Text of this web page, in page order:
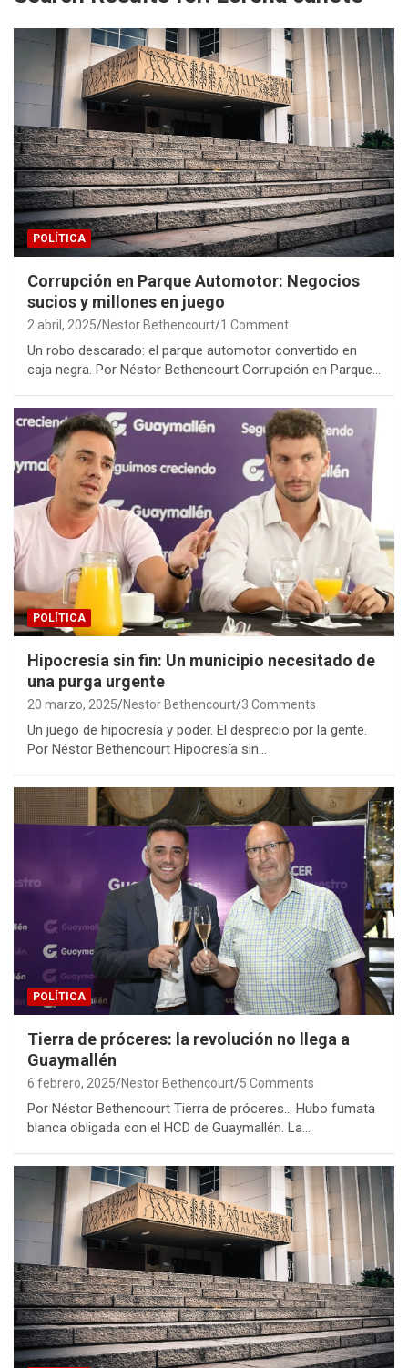
POLÍTICA
Corrupción en Parque Automotor: Negocios
sucios y millones en juego
2 abril, 2025 Nestor Bethencourt 1 Comment
Un robo descarado: el parque automotor convertido en
caja negra. Por Néstor Bethencourt Corrupción en Parque…
POLÍTICA
Hipocresía sin fin: Un municipio necesitado de
una purga urgente
20 marzo, 2025 Nestor Bethencourt 3 Comments
Un juego de hipocresía y poder. El desprecio por la gente.
Por Néstor Bethencourt Hipocresía sin…
POLÍTICA
Tierra de próceres: la revolución no llega a
Guaymallén
6 febrero, 2025 Nestor Bethencourt 5 Comments
Por Néstor Bethencourt Tierra de próceres… Hubo fumata
blanca obligada con el HCD de Guaymallén. La…